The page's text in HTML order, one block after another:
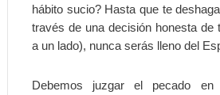
hábito sucio? Hasta que te
través de una decisión honesta de
a un lado), nunca serás lleno del
Debemos juzgar el pecado